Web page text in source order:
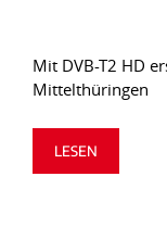
Mit DVB-T2 HD
Mittelthüringen
LESEN